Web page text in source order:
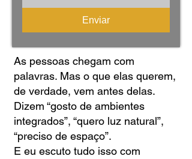
Enviar
As pessoas chegam com
palavras. Mas o que elas querem,
de verdade, vem antes delas.
Dizem “gosto de ambientes
integrados”, “quero luz natural”,
“preciso de espaço”.
E eu escuto tudo isso com